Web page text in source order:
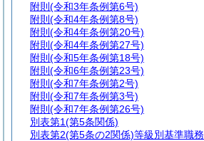
附則 (令和3年条例第6号)
附則 (令和4年条例第8号)
附則 (令和4年条例第20号)
附則 (令和4年条例第27号)
附則 (令和5年条例第18号)
附則 (令和6年条例第23号)
附則 (令和7年条例第2号)
附則 (令和7年条例第3号)
附則 (令和7年条例第26号)
別表第1(第5条関係)
別表第2(第5条の2関係)等級別基準職務